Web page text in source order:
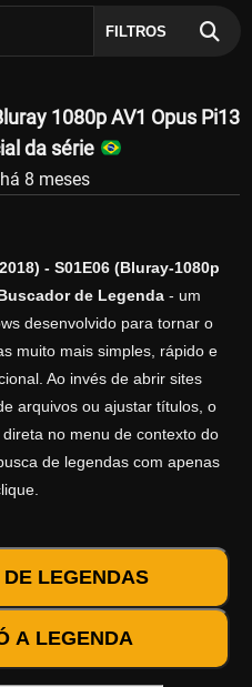
FILTROS
1080p AV1 Opus Pi13
da série
8 meses
- S01E06 (Bluray-1080p
de Legenda - um
desenvolvido para tornar o
muito mais simples, rápido e
Ao invés de abrir sites
arquivos ou ajustar títulos, o
no menu de contexto do
de legendas com apenas
LEGENDAS
A LEGENDA